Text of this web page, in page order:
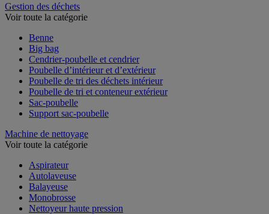
Gestion des déchets
Voir toute la catégorie
Benne
Big bag
Cendrier-poubelle et cendrier
Poubelle d’intérieur et d’extérieur
Poubelle de tri des déchets intérieur
Poubelle de tri et conteneur extérieur
Sac-poubelle
Support sac-poubelle
Machine de nettoyage
Voir toute la catégorie
Aspirateur
Autolaveuse
Balayeuse
Monobrosse
Nettoyeur haute pression